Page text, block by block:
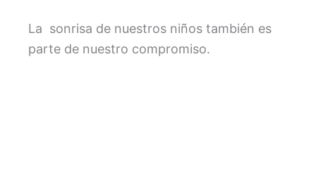
La sonrisa de nuestros niños también es
parte de nuestro compromiso.